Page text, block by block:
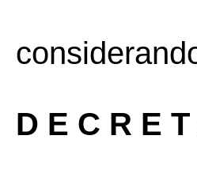
D E C R E